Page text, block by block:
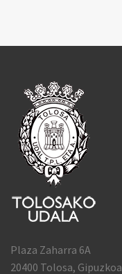
Plaza Zaharra 6A
20400 Tolosa, Gipuzkoa